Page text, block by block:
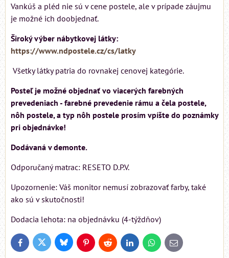
Vankúš a pléd nie sú v cene postele, ale v prípade záujmu
je možné ich doobjednať.
Široký výber nábytkovej látky:
https://www.ndpostele.cz/cs/latky
Všetky látky patria do rovnakej cenovej kategórie.
Posteľ je možné objednať vo viacerých farebných
prevedeniach - farebné prevedenie rámu a čela postele,
nôh postele, a typ nôh postele prosím vpíšte do poznámky
pri objednávke!
Dodávaná v demonte.
Odporučaný matrac: RESETO D.P.V.
Upozornenie: Váš monitor nemusí zobrazovať farby, také
ako sú v skutočnosti!
Dodacia lehota: na objednávku (4-týždňov)
FacebookTwitter BlueskyPinterestReddit LinkedInWhatsApp
E-
mail